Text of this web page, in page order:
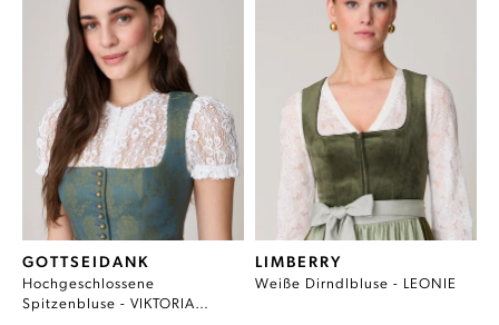
GOTTSEIDANK
Hochgeschlossene
Spitzenbluse - VIKTORIA
LIMBERRY
Weiße Dirndlbluse - LEONIE